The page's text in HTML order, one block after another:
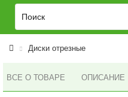
Диски отрезные
ВСЕ О ТОВАРЕ ОПИСАНИЕ